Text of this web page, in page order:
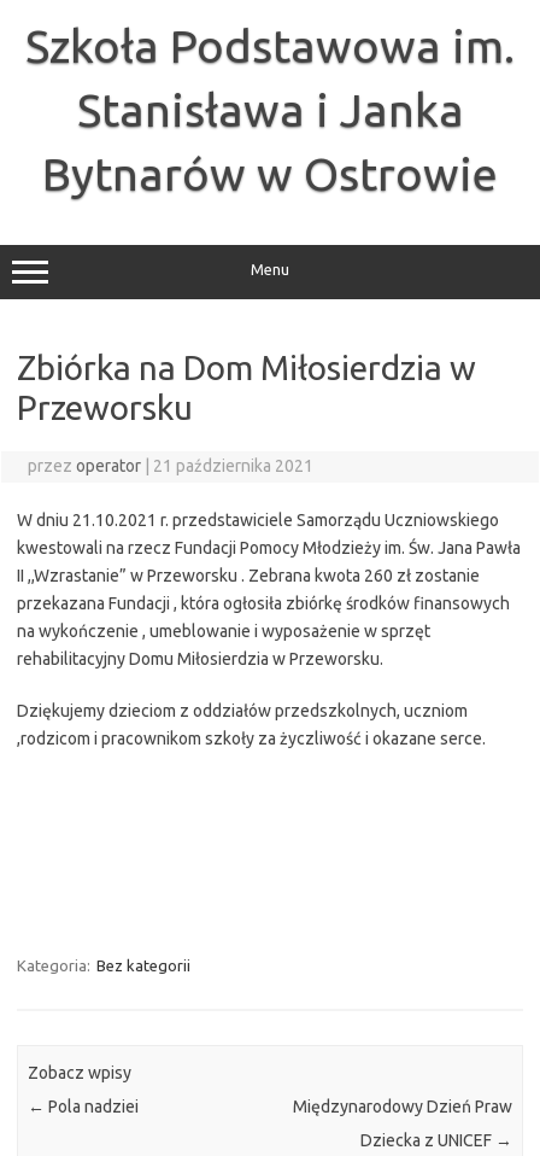
treściSzkoła Podstawowa im.
Stanisława i Janka
Bytnarów w Ostrowie
Menu
Zbiórka na Dom Miłosierdzia w
Przeworsku
przez operator 21 października 2021
W dniu 21.10.2021 r. przedstawiciele Samorządu Uczniowskiego
kwestowali na rzecz Fundacji Pomocy Młodzieży im. Św. Jana Pawła
II ,,Wzrastanie” w Przeworsku . Zebrana kwota 260 zł zostanie
przekazana Fundacji , która ogłosiła zbiórkę środków finansowych
na wykończenie , umeblowanie i wyposażenie w sprzęt
rehabilitacyjny Domu Miłosierdzia w Przeworsku.
Dziękujemy dzieciom z oddziałów przedszkolnych, uczniom
,rodzicom i pracownikom szkoły za życzliwość i okazane serce.
Kategoria: Bez kategorii
Zobacz wpisy
← Pola nadziei
Międzynarodowy Dzień Praw
Dziecka z UNICEF →